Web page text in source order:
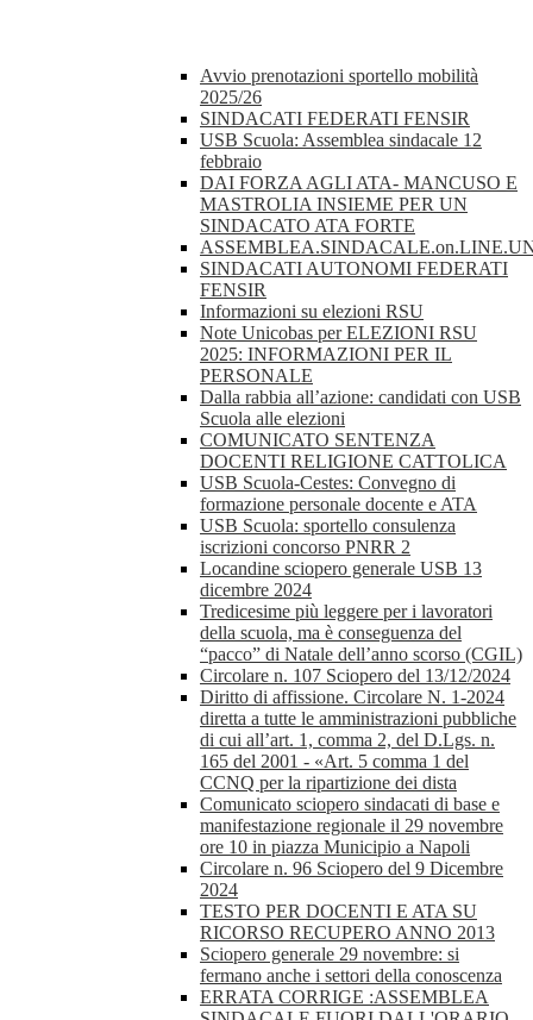
Avvio prenotazioni sportello mobilità
2025/26
SINDACATI FEDERATI FENSIR
USB Scuola: Assemblea sindacale 12
febbraio
DAI FORZA AGLI ATA- MANCUSO E
MASTROLIA INSIEME PER UN
SINDACATO ATA FORTE
SINDACATI AUTONOMI FEDERATI
FENSIR
Informazioni su elezioni RSU
Note Unicobas per ELEZIONI RSU
2025: INFORMAZIONI PER IL
PERSONALE
Dalla rabbia all’azione: candidati con USB
Scuola alle elezioni
COMUNICATO SENTENZA
DOCENTI RELIGIONE CATTOLICA
USB Scuola-Cestes: Convegno di
formazione personale docente e ATA
USB Scuola: sportello consulenza
iscrizioni concorso PNRR 2
Locandine sciopero generale USB 13
dicembre 2024
Tredicesime più leggere per i lavoratori
della scuola, ma è conseguenza del
“pacco” di Natale dell’anno scorso (CGIL)
Circolare n. 107 Sciopero del 13/12/2024
Diritto di affissione. Circolare N. 1-2024
diretta a tutte le amministrazioni pubbliche
di cui all’art. 1, comma 2, del D.Lgs. n.
165 del 2001 - «Art. 5 comma 1 del
CCNQ per la ripartizione dei dista
Comunicato sciopero sindacati di base e
manifestazione regionale il 29 novembre
ore 10 in piazza Municipio a Napoli
Circolare n. 96 Sciopero del 9 Dicembre
2024
TESTO PER DOCENTI E ATA SU
RICORSO RECUPERO ANNO 2013
Sciopero generale 29 novembre: si
fermano anche i settori della conoscenza
ERRATA CORRIGE :ASSEMBLEA